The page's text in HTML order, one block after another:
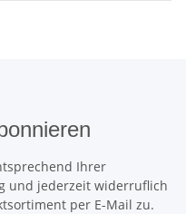
Ihrer
und jederzeit widerruflich
per E-Mail zu.